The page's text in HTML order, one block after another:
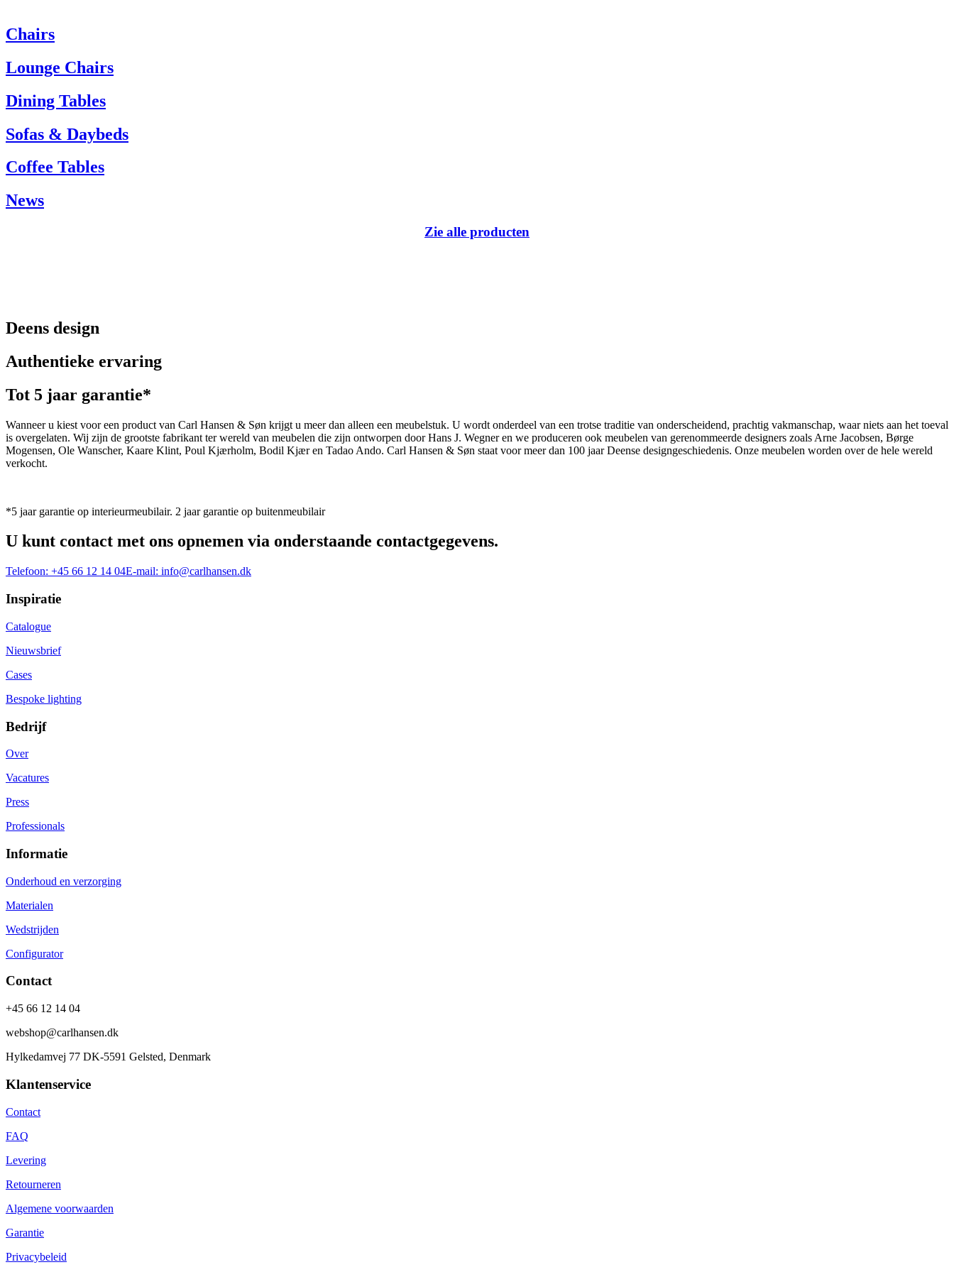
Heeft u hulp nodig? Neem dan contact op met de klantenservice via:
Tel.: +45 66 12 14 04
info@carlhansen.dk
Chairs
Lounge Chairs
Dining Tables
Sofas & Daybeds
Coffee Tables
News
Zie alle producten
Deens design
Authentieke ervaring
Tot 5 jaar garantie*
Wanneer u kiest voor een product van Carl Hansen & Søn krijgt u meer dan alleen een meubelstuk. U wordt onderdeel van een trotse traditie van onderscheidend, prachtig vakmanschap, waar niets aan het toeval
is overgelaten. Wij zijn de grootste fabrikant ter wereld van meubelen die zijn ontworpen door Hans J. Wegner en we produceren ook meubelen van gerenommeerde designers zoals Arne Jacobsen, Børge
Mogensen, Ole Wanscher, Kaare Klint, Poul Kjærholm, Bodil Kjær en Tadao Ando. Carl Hansen & Søn staat voor meer dan 100 jaar Deense designgeschiedenis. Onze meubelen worden over de hele wereld
verkocht.
*5 jaar garantie op interieurmeubilair. 2 jaar garantie op buitenmeubilair
U kunt contact met ons opnemen via onderstaande contactgegevens.
Telefoon: +45 66 12 14 04E-mail: info@carlhansen.dk
Inspiratie
Catalogue
Nieuwsbrief
Cases
Bespoke lighting
Bedrijf
Over
Vacatures
Press
Professionals
Informatie
Onderhoud en verzorging
Materialen
Wedstrijden
Configurator
Contact
+45 66 12 14 04
webshop@carlhansen.dk
Hylkedamvej 77 DK-5591 Gelsted, Denmark
Klantenservice
Contact
FAQ
Levering
Retourneren
Algemene voorwaarden
Garantie
Privacybeleid